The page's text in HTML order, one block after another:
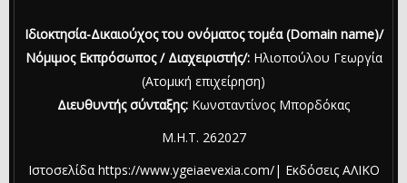
Ιδιοκτησία-Δικαιούχος του ονόματος τομέα (Domain name)/
Νόμιμος Εκπρόσωπος / Διαχειριστής/:Ηλιοπούλου Γεωργία
(Ατομική επιχείρηση)
Διευθυντής σύνταξης: Κωνσταντίνος Μπορδόκας
Μ.Η.Τ. 262027
Ιστοσελίδα https://www.ygeiaevexia.com/| Εκδόσεις ΑΛΙΚΟ